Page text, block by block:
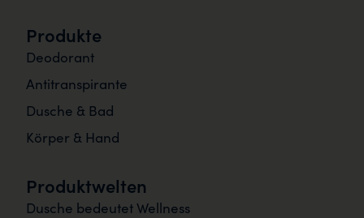
Produkte
Deodorant
Antitranspirante
Dusche & Bad
Körper & Hand
Produktwelten
Dusche bedeutet Wellness